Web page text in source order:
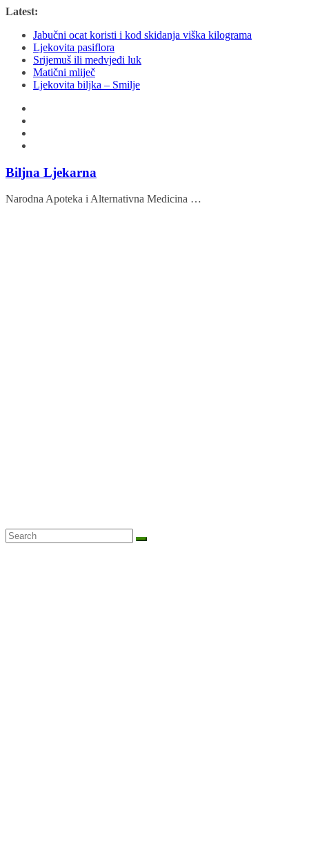
Skip
content
Latest:
Jabučni ocat koristi i kod skidanja viška kilograma
Ljekovita pasiflora
Srijemuš ili medvjeđi luk
Matični mliječ
Ljekovita biljka – Smilje
Biljna Ljekarna
Narodna Apoteka i Alternativna Medicina …